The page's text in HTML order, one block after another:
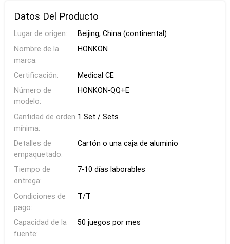
Datos Del Producto
Lugar de origen:
Beijing, China (continental)
Nombre de la
marca:
HONKON
Certificación:
Medical CE
Número de
modelo:
HONKON-QQ+E
Cantidad de orden
mínima:
1 Set / Sets
Detalles de
empaquetado:
Cartón o una caja de aluminio
Tiempo de
entrega:
7-10 días laborables
Condiciones de
pago:
T/T
Capacidad de la
fuente:
50 juegos por mes